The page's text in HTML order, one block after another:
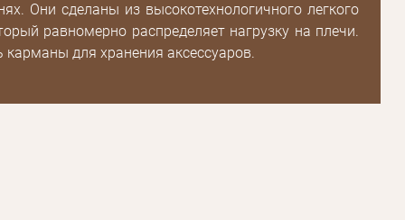
Они сделаны из высокотехнологичного легкого
равномерно распределяет нагрузку на плечи.
карманы для хранения аксессуаров.
Повторите